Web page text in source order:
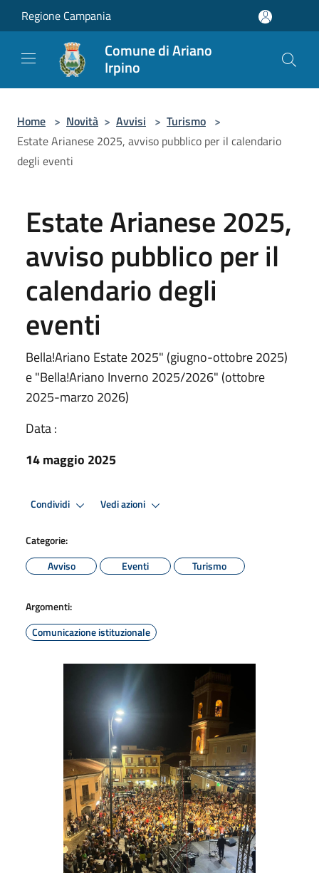
Salta al contenuto principale
Regione Campania
Comune di Ariano
Irpino
Home > Novità > Avvisi > Turismo >
Estate Arianese 2025, avviso pubblico per il calendario
degli eventi
Estate Arianese 2025,
avviso pubblico per il
calendario degli
eventi
Bella!Ariano Estate 2025" (giugno-ottobre 2025)
e "Bella!Ariano Inverno 2025/2026" (ottobre
2025-marzo 2026)
Data :
14 maggio 2025
Condividi Vedi azioni
Categorie:
Avviso
Eventi Turismo
Argomenti:
Comunicazione istituzionale